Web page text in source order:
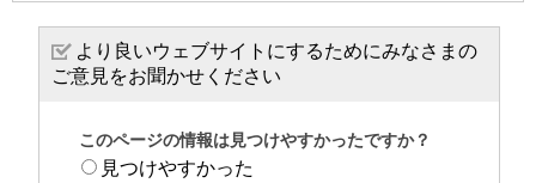
より良いウェブサイトにするためにみなさまの
ご意見をお聞かせください
このページの情報は見つけやすかったですか？
見つけやすかった